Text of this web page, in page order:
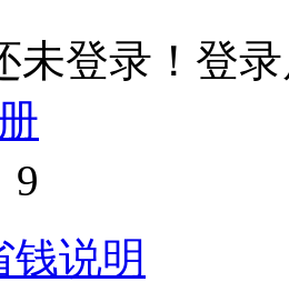
未登录！登
9
钱说明